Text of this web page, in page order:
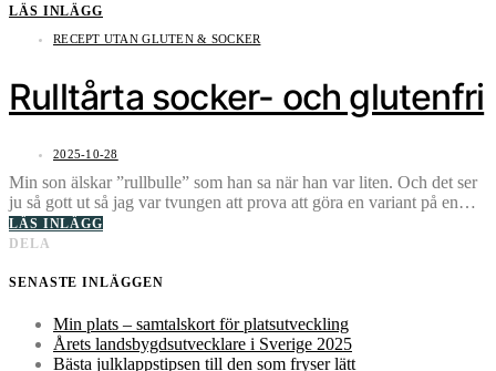
LÄS INLÄGG
RECEPT UTAN GLUTEN & SOCKER
Rulltårta socker- och glutenfri
2025-10-28
Min son älskar ”rullbulle” som han sa när han var liten. Och det ser
ju så gott ut så jag var tvungen att prova att göra en variant på en…
LÄS INLÄGG
DELA
SENASTE INLÄGGEN
Min plats – samtalskort för platsutveckling
Årets landsbygdsutvecklare i Sverige 2025
Bästa julklappstipsen till den som fryser lätt